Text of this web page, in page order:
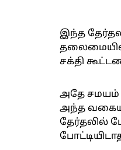
இந்த
சக்தி
அதே சமயம்
அந்த
தேர்தலில்